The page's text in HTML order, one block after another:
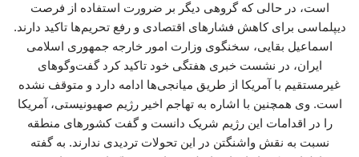
است، در حالی که گروهی دیگر بر ضرورت استفاده از فرصت
دیپلماسی برای کاهش فشارهای اقتصادی و رفع تحریم‌ها تاکید دارند.
اسماعیل بقایی، سخنگوی وزارت امور خارجه جمهوری اسلامی
ایران، در نشست خبری هفتگی خود تاکید کرد گفت‌وگوهای
غیرمستقیم با آمریکا از طریق میانجی‌ها ادامه دارد و متوقف نشده
است. وی همچنین با اشاره به تهاجم اخیر رژیم صهیونیستی، آمریکا
را در اقدامات این رژیم شریک دانست و گفت کشورهای منطقه
نسبت به نقش واشنگتن در این تحولات تردیدی ندارند. به گفته